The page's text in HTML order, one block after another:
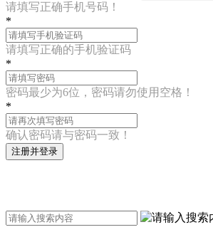
请填写正确手机号码！
*
请填写正确的手机验证码
*
密码最少为6位，密码请勿使用空格！
*
确认密码请与密码一致！
注册并登录